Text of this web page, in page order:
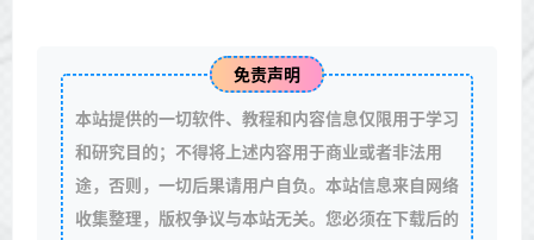
免责声明
本站提供的一切软件、教程和内容信息仅限用于学习
和研究目的；不得将上述内容用于商业或者非法用
途，否则，一切后果请用户自负。本站信息来自网络
收集整理，版权争议与本站无关。您必须在下载后的